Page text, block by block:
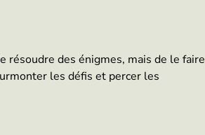
résoudre des énigmes, mais de le faire
les défis et percer les